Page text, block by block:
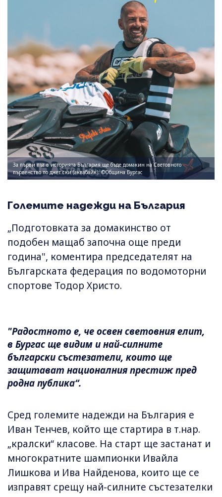
За първи път в историята България ще бъде домакин на Световното
първенство по джет ски (аквабайк); ©Община Бургас
Големите надежди на България
„Подготовката за домакинство от
подобен мащаб започна още преди
година", коментира председателят на
Българската федерация по водомоторни
спортове Тодор Христо.
"Радостното е, че освен световния елит,
в Бургас ще видим и най-силните
български състезатели, които ще
защитават националния престиж пред
родна публика“.
Сред големите надежди на България е
Иван Тенчев, който ще стартира в т.нар.
„кралски“ класове. На старт ще застанат и
многократните шампионки Ивайла
Лишкова и Ива Найденова, които ще се
изправят срещу най-силните състезателки